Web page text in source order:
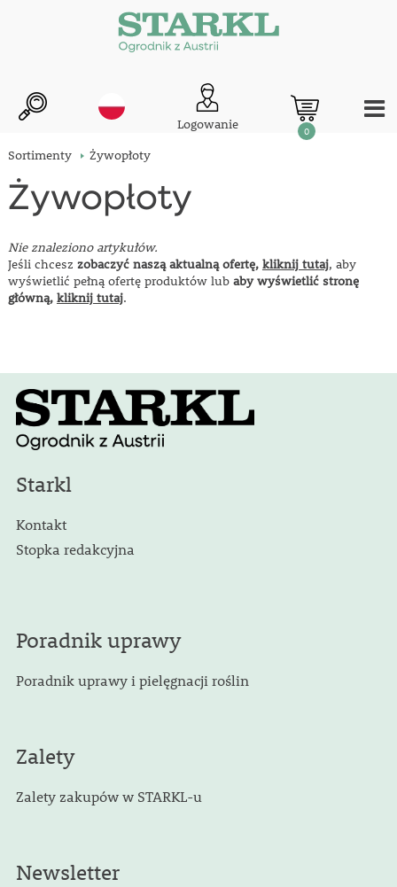
Logowanie 0
Sortimenty Żywopłoty
Żywopłoty
Nie znaleziono artykułów.
Jeśli chcesz zobaczyć naszą aktualną ofertę, kliknij tutaj, aby
wyświetlić pełną ofertę produktów lub aby wyświetlić stronę
główną, kliknij tutaj.
Starkl
Kontakt
Stopka redakcyjna
Poradnik uprawy
Poradnik uprawy i pielęgnacji roślin
Zalety
Zalety zakupów w STARKL-u
Newsletter